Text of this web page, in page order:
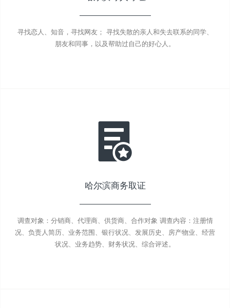
寻找恋人、知音，寻找网友； 寻找失散的亲人和失去联系的同学、
朋友和同事，以及帮助过自己的好心人。
哈尔滨商务取证
调查对象：分销商、代理商、供货商、合作对象 调查内容：注册情
况、负责人简历、业务范围、银行状况、发展历史、房产物业、经营
状况、业务趋势、财务状况、综合评述。